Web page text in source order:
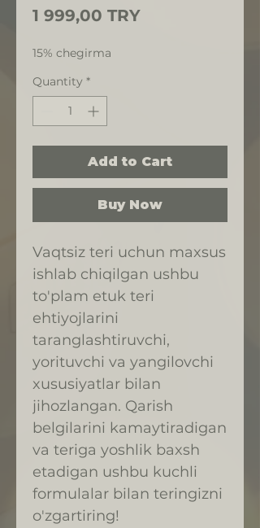
1 999,00 TRYPrice
15% chegirma
Quantity *
Add to Cart
Buy Now
Vaqtsiz teri uchun maxsus
ishlab chiqilgan ushbu
to'plam etuk teri
ehtiyojlarini
taranglashtiruvchi,
yorituvchi va yangilovchi
xususiyatlar bilan
jihozlangan. Qarish
belgilarini kamaytiradigan
va teriga yoshlik baxsh
etadigan ushbu kuchli
formulalar bilan teringizni
o'zgartiring!